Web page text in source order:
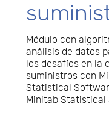
Módulo con
análisis de datos
los desafíos en la
suministros con
Statistical
Minitab Statistical